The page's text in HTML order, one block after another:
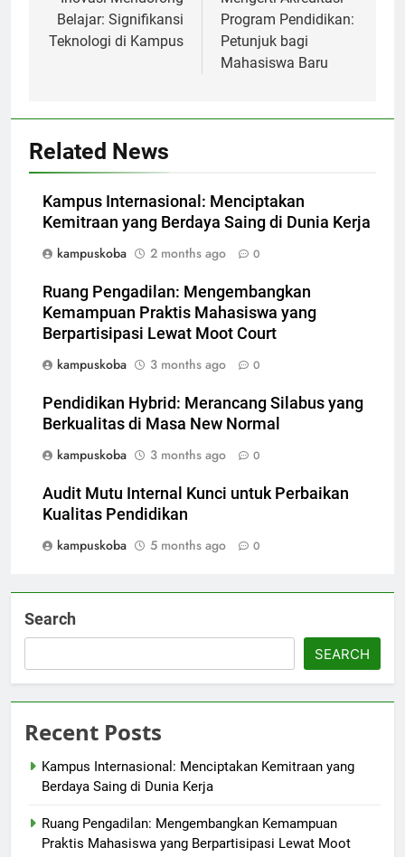
Belajar: Signifikansi
Teknologi di Kampus
Program Pendidikan:
Petunjuk bagi
Mahasiswa Baru
Related News
Kampus Internasional: Menciptakan
Kemitraan yang Berdaya Saing di Dunia Kerja
kampuskoba
2 months ago 0
Ruang Pengadilan: Mengembangkan
Kemampuan Praktis Mahasiswa yang
Berpartisipasi Lewat Moot Court
kampuskoba
3 months ago 0
Pendidikan Hybrid: Merancang Silabus yang
Berkualitas di Masa New Normal
kampuskoba
3 months ago 0
Audit Mutu Internal Kunci untuk Perbaikan
Kualitas Pendidikan
kampuskoba
5 months ago 0
Search
SEARCH
Recent Posts
Kampus Internasional: Menciptakan Kemitraan yang
Berdaya Saing di Dunia Kerja
Ruang Pengadilan: Mengembangkan Kemampuan
Praktis Mahasiswa yang Berpartisipasi Lewat Moot